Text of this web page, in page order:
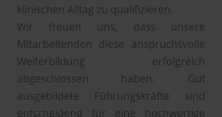
klinischen Alltag zu qualifizieren.
Wir freuen uns, dass unsere
Mitarbeitenden diese anspruchsvolle
Weiterbildung erfolgreich
abgeschlossen haben. Gut
ausgebildete Führungskräfte sind
entscheidend für eine hochwertige